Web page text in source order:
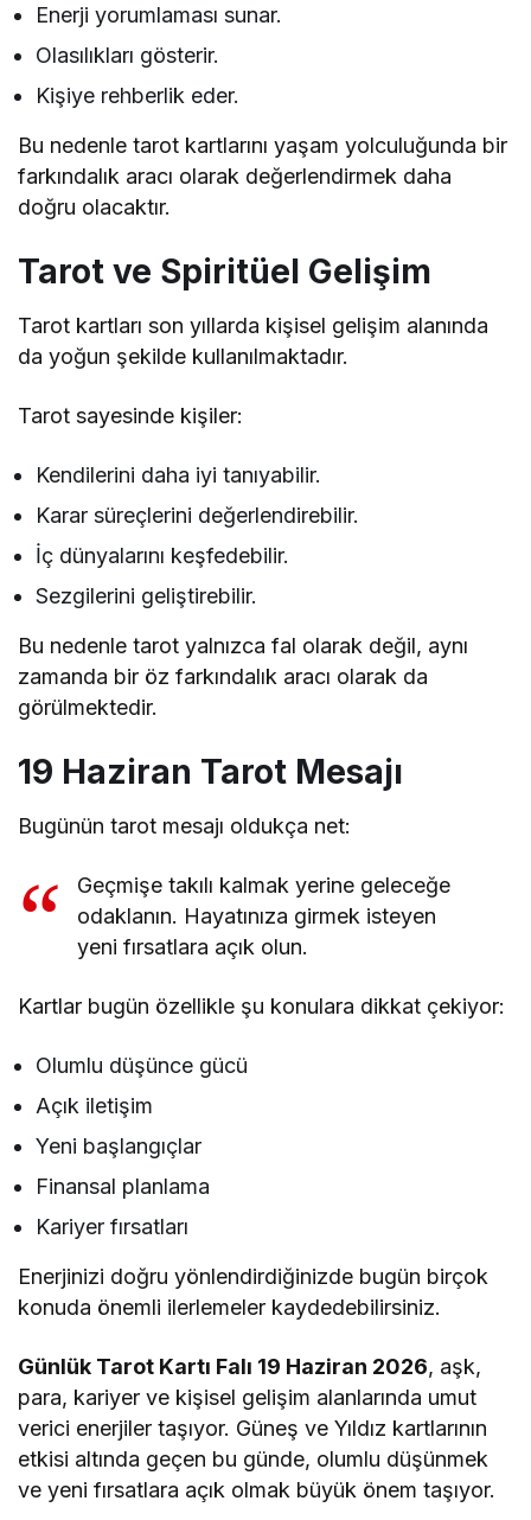
Enerji yorumlaması sunar.
Olasılıkları gösterir.
Kişiye rehberlik eder.
Bu nedenle tarot kartlarını yaşam yolculuğunda bir
farkındalık aracı olarak değerlendirmek daha
doğru olacaktır.
Tarot ve Spiritüel Gelişim
Tarot kartları son yıllarda kişisel gelişim alanında
da yoğun şekilde kullanılmaktadır.
Tarot sayesinde kişiler:
Kendilerini daha iyi tanıyabilir.
Karar süreçlerini değerlendirebilir.
İç dünyalarını keşfedebilir.
Sezgilerini geliştirebilir.
Bu nedenle tarot yalnızca fal olarak değil, aynı
zamanda bir öz farkındalık aracı olarak da
görülmektedir.
19 Haziran Tarot Mesajı
Bugünün tarot mesajı oldukça net:
Geçmişe takılı kalmak yerine geleceğe
odaklanın. Hayatınıza girmek isteyen
yeni fırsatlara açık olun.
Kartlar bugün özellikle şu konulara dikkat çekiyor:
Olumlu düşünce gücü
Açık iletişim
Yeni başlangıçlar
Finansal planlama
Kariyer fırsatları
Enerjinizi doğru yönlendirdiğinizde bugün birçok
konuda önemli ilerlemeler kaydedebilirsiniz.
Günlük Tarot Kartı Falı 19 Haziran 2026, aşk,
para, kariyer ve kişisel gelişim alanlarında umut
verici enerjiler taşıyor. Güneş ve Yıldız kartlarının
etkisi altında geçen bu günde, olumlu düşünmek
ve yeni fırsatlara açık olmak büyük önem taşıyor.